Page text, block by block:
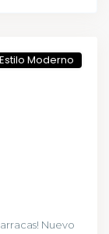
Estilo Moderno
Nuevo